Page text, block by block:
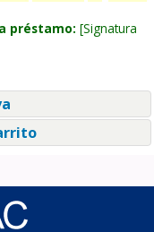
préstamo: Signatura